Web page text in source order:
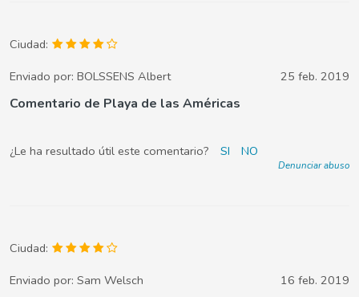
Ciudad:
Enviado por: BOLSSENS Albert 25 feb. 2019
Comentario de Playa de las Américas
¿Le ha resultado útil este comentario? SI NO
Denunciar abuso
Ciudad:
Enviado por: Sam Welsch 16 feb. 2019